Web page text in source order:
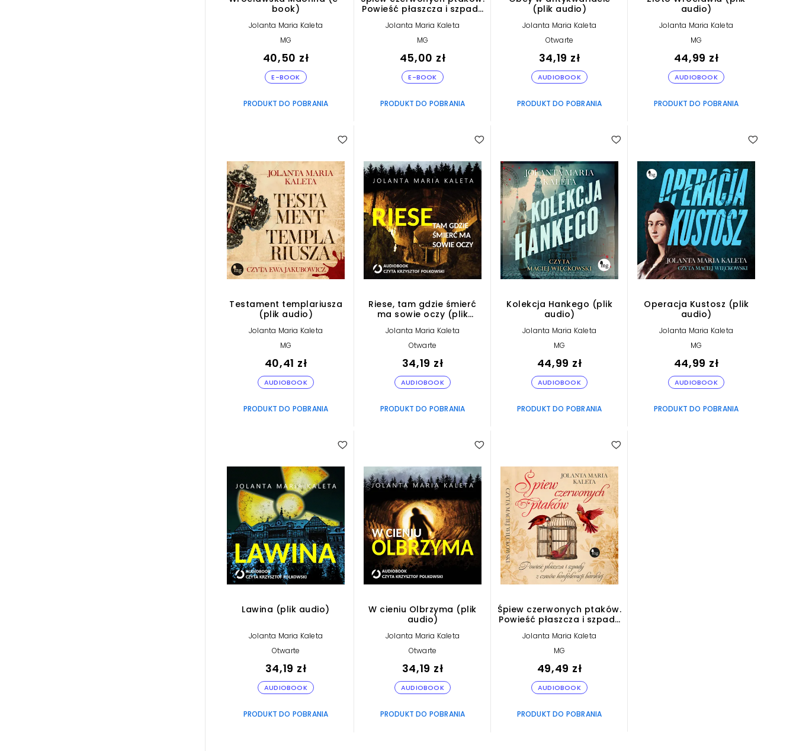
book)
Jolanta Maria Kaleta
MG
40,50 zł
E-BOOK
PRODUKT DO POBRANIA
Powieść płaszcza i szpady
barskiej (e-book)
Jolanta Maria Kaleta
MG
45,00 zł
E-BOOK
PRODUKT DO POBRANIA
(plik audio)
Jolanta Maria Kaleta
Otwarte
34,19 zł
AUDIOBOOK
PRODUKT DO POBRANIA
audio)
Jolanta Maria Kaleta
MG
44,99 zł
AUDIOBOOK
PRODUKT DO POBRANIA
Testament templariusza
(plik audio)
Jolanta Maria Kaleta
MG
40,41 zł
AUDIOBOOK
PRODUKT DO POBRANIA
Riese, tam gdzie śmierć
ma sowie oczy (plik
Jolanta Maria Kaleta
Otwarte
34,19 zł
AUDIOBOOK
PRODUKT DO POBRANIA
Kolekcja Hankego (plik
audio)
Jolanta Maria Kaleta
MG
44,99 zł
AUDIOBOOK
PRODUKT DO POBRANIA
Operacja Kustosz (plik
audio)
Jolanta Maria Kaleta
MG
44,99 zł
AUDIOBOOK
PRODUKT DO POBRANIA
Lawina (plik audio)
Jolanta Maria Kaleta
Otwarte
34,19 zł
AUDIOBOOK
PRODUKT DO POBRANIA
W cieniu Olbrzyma (plik
audio)
Jolanta Maria Kaleta
Otwarte
34,19 zł
AUDIOBOOK
PRODUKT DO POBRANIA
Śpiew czerwonych ptaków.
Powieść płaszcza i szpady
barskiej (plik audio)
Jolanta Maria Kaleta
MG
49,49 zł
AUDIOBOOK
PRODUKT DO POBRANIA